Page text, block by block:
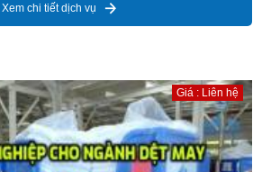
Xem chi tiết dịch vụ
Giá : Liên hệ